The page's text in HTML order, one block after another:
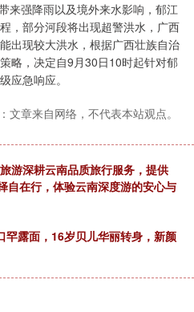
强降雨以及境外来水影响，郁江
，部分河段将出现超警洪水，广西
出现较大洪水，根据广西壮族自治
略，决定自9月30日10时起针对郁
应急响应。
文章来自网络，不代表本站观点。
游深耕云南品质旅行服务，提供
自在行，体验云南深度游的安心与
罕露面，16岁贝儿华丽转身，新颜